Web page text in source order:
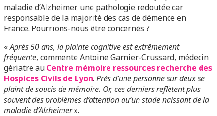
maladie d’Alzheimer, une pathologie redoutée car
responsable de la majorité des cas de démence en
France. Pourrions-nous être concernés ?
«Après 50 ans, la plainte cognitive est extrêmement
fréquente, commente Antoine Garnier-Crussard, médecin
gériatre au Centre mémoire ressources recherche des
Hospices Civils de Lyon. Près d’une personne sur deux se
plaint de soucis de mémoire. Or, ces derniers reflètent plus
souvent des problèmes d’attention qu’un stade naissant de la
maladie d’Alzheimer».